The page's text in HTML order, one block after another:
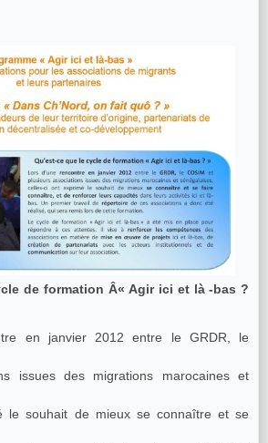
de formation Â« Agir ici et là -bas ?
en janvier 2012 entre le GRDR, le
issues des migrations marocaines et
le souhait de mieux se connaître et se